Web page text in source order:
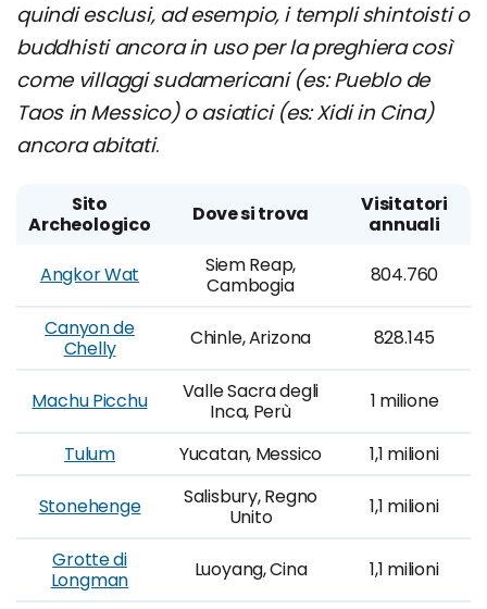
quindi esclusi, ad esempio, i templi shintoisti o
buddhisti ancora in uso per la preghiera così
come villaggi sudamericani (es: Pueblo de
Taos in Messico) o asiatici (es: Xidi in Cina)
ancora abitati.
Sito
Archeologico
Dove si trova
Visitatori
annuali
Angkor Wat
Siem Reap,
Cambogia
804.760
Canyon de
Chelly
Chinle, Arizona 828.145
Machu Picchu
Valle Sacra degli
Inca, Perù
1 milione
Tulum Yucatan, Messico 1,1 milioni
Stonehenge
Salisbury, Regno
Unito
1,1 milioni
Grotte di
Longman
Luoyang, Cina 1,1 milioni